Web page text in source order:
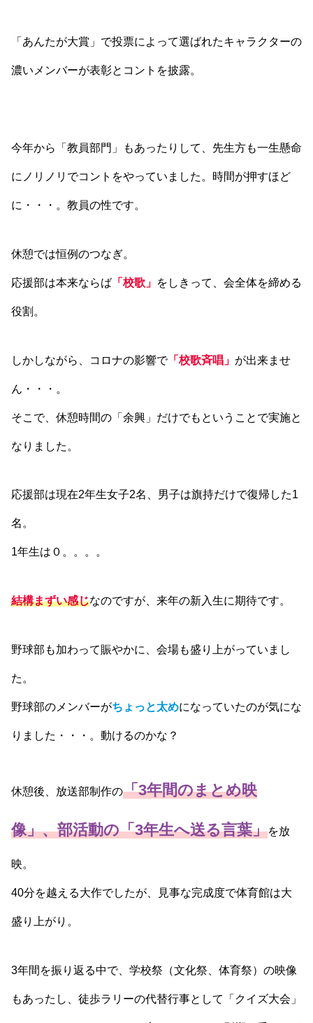
「あんたが大賞」で投票によって選ばれたキャラクターの
濃いメンバーが表彰とコントを披露。
今年から「教員部門」もあったりして、先生方も一生懸命
にノリノリでコントをやっていました。時間が押すほど
に・・・。教員の性です。
休憩では恒例のつなぎ。
応援部は本来ならば 「校歌」 をしきって、会全体を締める
役割。
しかしながら、コロナの影響で「校歌斉唱」 が出来ませ
ん・・・。
そこで、休憩時間の「余興」だけでもということで実施と
なりました。
応援部は現在2年生女子2名、男子は旗持だけで復帰した1
名。
1年生は０。。。。
結構まずい感じなのですが、来年の新入生に期待です。
野球部も加わって賑やかに、会場も盛り上がっていまし
た。
野球部のメンバーがちょっと太めになっていたのが気にな
りました・・・。動けるのかな？
休憩後、放送部制作の「3年間のまとめ映
像」、部活動の「3年生へ送る言葉」を放
映。
40分を越える大作でしたが、見事な完成度で体育館は大
盛り上がり。
3年間を振り返る中で、学校祭（文化祭、体育祭）の映像
もあったし、徒歩ラリーの代替行事として「クイズ大会」